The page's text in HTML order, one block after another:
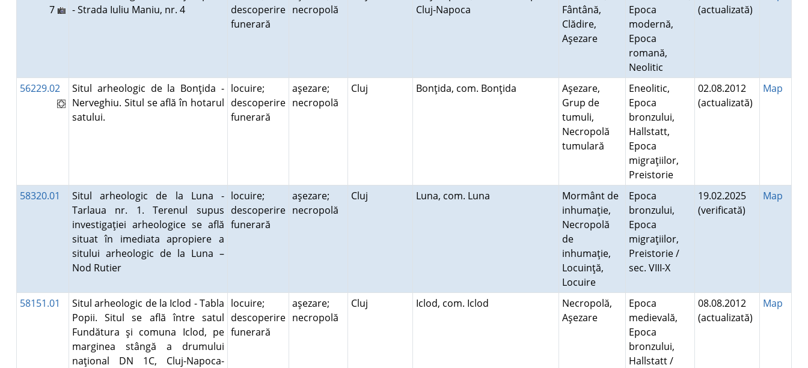
7
- Strada Iuliu Maniu, nr. 4
descoperire
funerară
necropolă
Cluj-Napoca
Fântână,
Clădire,
Aşezare
Epoca
modernă,
Epoca
romană,
Neolitic
(actualizată)
56229.02
Situl arheologic de la Bonţida -
Nerveghiu. Situl se află în hotarul
satului.
locuire;
descoperire
funerară
aşezare;
necropolă
Cluj Bonţida, com. Bonţida
Aşezare,
Grup de
tumuli,
Necropolă
tumulară
Eneolitic,
Epoca
bronzului,
Hallstatt,
Epoca
migraţiilor,
Preistorie
02.08.2012
(actualizată)
Map
58320.01
Situl arheologic de la Luna -
Tarlaua nr. 1. Terenul supus
investigaţiei arheologice se află
situat în imediata apropiere a
sitului arheologic de la Luna –
Nod Rutier
locuire;
descoperire
funerară
aşezare;
necropolă
Cluj Luna, com. Luna
Mormânt de
inhumaţie,
Necropolă
de
inhumaţie,
Locuinţă,
Locuire
Epoca
bronzului,
Epoca
migraţiilor,
Preistorie /
sec. VIII-X
19.02.2025
(verificată)
Map
58151.01
Situl arheologic de la Iclod - Tabla
Popii. Situl se află între satul
Fundătura şi comuna Iclod, pe
marginea stângă a drumului
naţional DN 1C, Cluj-Napoca-
locuire;
descoperire
funerară
aşezare;
necropolă
Cluj Iclod, com. Iclod
Necropolă,
Aşezare
Epoca
medievală,
Epoca
bronzului,
Hallstatt /
08.08.2012
(actualizată)
Map